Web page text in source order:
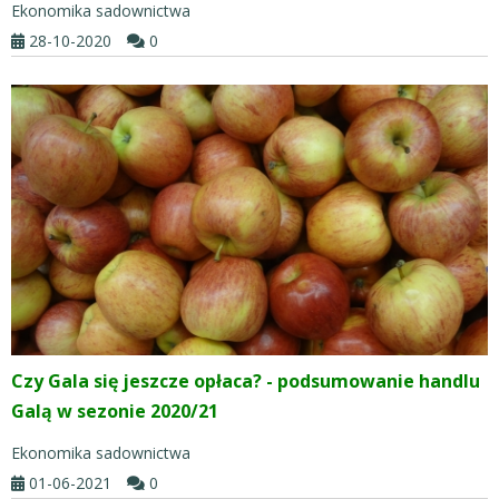
Ekonomika sadownictwa
28-10-2020
0
Czy Gala się jeszcze opłaca? - podsumowanie handlu
Galą w sezonie 2020/21
Ekonomika sadownictwa
01-06-2021
0